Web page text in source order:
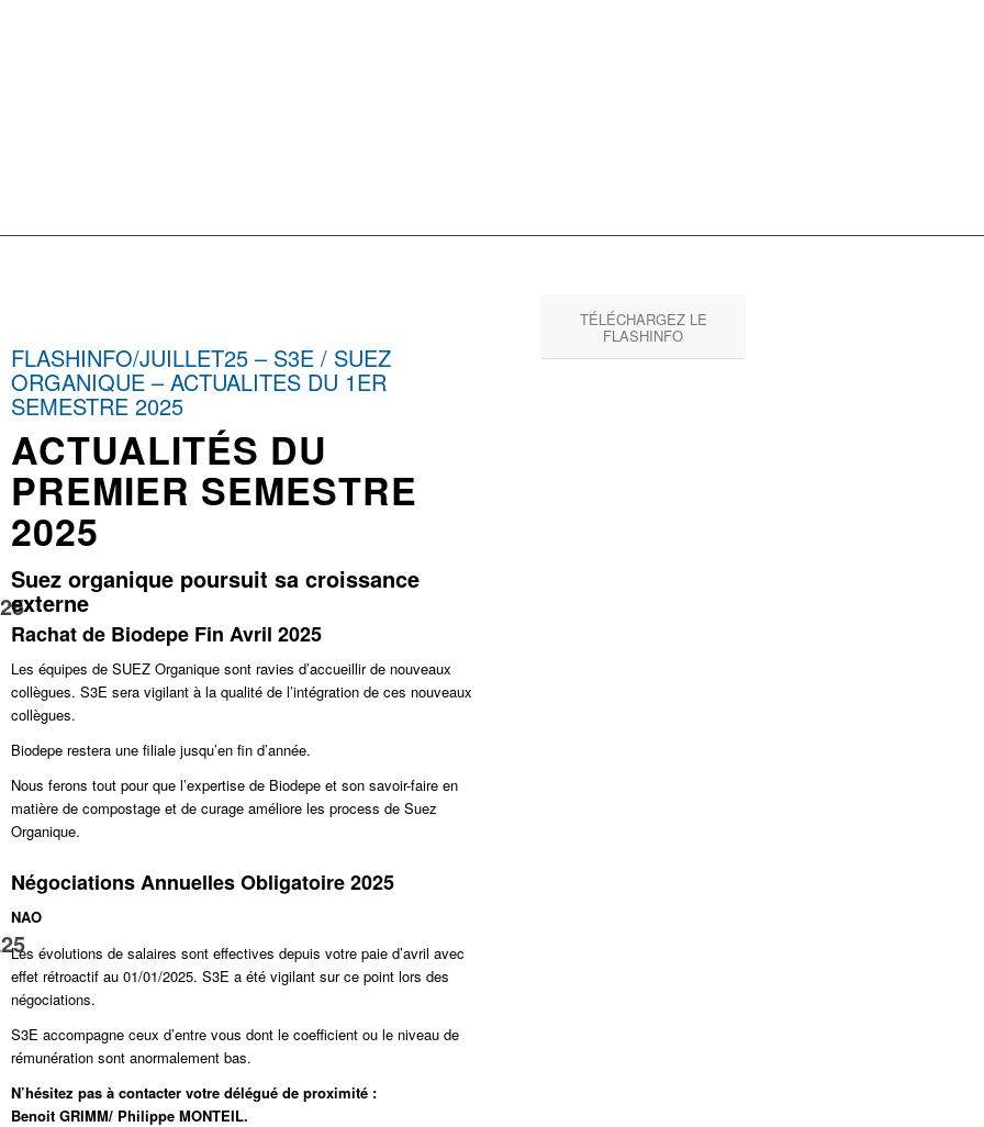
FLASHINFO/JUILLET25 – S3E / SUEZ
ORGANIQUE – ACTUALITES DU 1ER
SEMESTRE 2025
ACTUALITÉS DU
PREMIER SEMESTRE
2025
Suez organique poursuit sa croissance
externe
Rachat de Biodepe Fin Avril 2025
Les équipes de SUEZ Organique sont ravies d’accueillir de nouveaux
collègues. S3E sera vigilant à la qualité de l’intégration de ces nouveaux
collègues.
Biodepe restera une filiale jusqu’en fin d’année.
Nous ferons tout pour que l’expertise de Biodepe et son savoir-faire en
matière de compostage et de curage améliore les process de Suez
Organique.
Négociations Annuelles Obligatoire 2025
NAO
Les évolutions de salaires sont effectives depuis votre paie d’avril avec
effet rétroactif au 01/01/2025. S3E a été vigilant sur ce point lors des
négociations.
S3E accompagne ceux d’entre vous dont le coefficient ou le niveau de
rémunération sont anormalement bas.
N’hésitez pas à contacter votre délégué de proximité :
Benoit GRIMM/ Philippe MONTEIL.
TÉLÉCHARGEZ LE
FLASHINFO